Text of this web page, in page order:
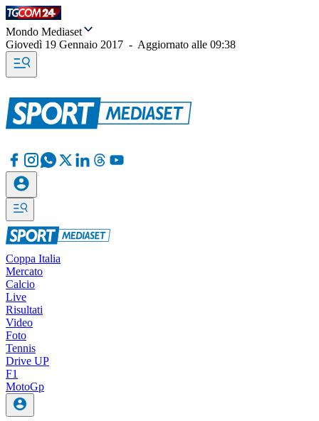
Mondo Mediaset
Giovedì 19 Gennaio 2017 - Aggiornato alle 09:38
Coppa Italia
Mercato
Calcio
Live
Risultati
Video
Foto
Tennis
Drive UP
F1
MotoGp